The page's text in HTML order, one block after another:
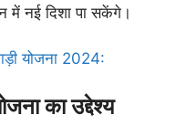
नई दिशा पा सकेंगे।
योजना 2024:
का उद्देश्य